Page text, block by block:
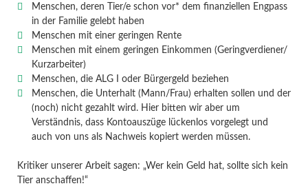
Menschen, deren Tier/e schon vor* dem finanziellen Engpass
in der Familie gelebt haben
Menschen mit einer geringen Rente
Menschen mit einem geringen Einkommen (Geringverdiener/
Kurzarbeiter)
Menschen, die ALG I oder Bürgergeld beziehen
Menschen, die Unterhalt (Mann/Frau) erhalten sollen und der
(noch) nicht gezahlt wird. Hier bitten wir aber um
Verständnis, dass Kontoauszüge lückenlos vorgelegt und
auch von uns als Nachweis kopiert werden müssen.
Kritiker unserer Arbeit sagen: „Wer kein Geld hat, sollte sich kein
Tier anschaffen!“